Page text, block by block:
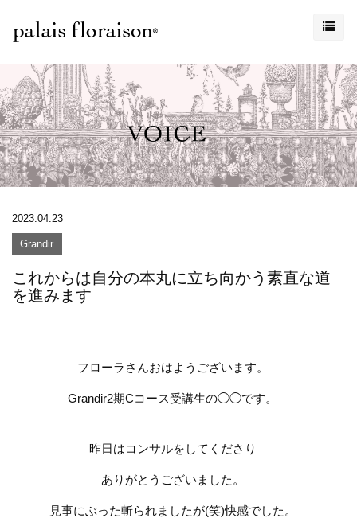
2023.04.23
Grandir
これからは自分の本丸に立ち向かう素直な道
を進みます
フローラさんおはようございます。
Grandir2期Cコース受講生の◯◯です。
昨日はコンサルをしてくださり
ありがとうございました。
見事にぶった斬られましたが(笑)快感でした。